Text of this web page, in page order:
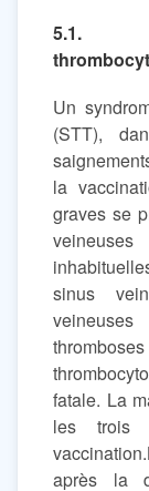
5.1.
Un
(STT),
la
graves se
sinus
fatale. La
les trois
après la